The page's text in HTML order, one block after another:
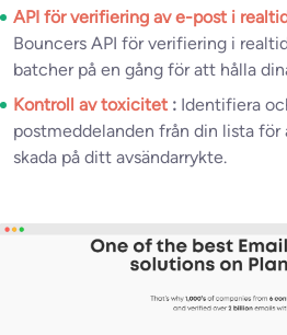
API för verifiering av e-post i
Bouncers API för verifiering i
batcher på en gång för att hålla
Kontroll av toxicitet : Identifiera
postmeddelanden från din lista
skada på ditt avsändarrykte.